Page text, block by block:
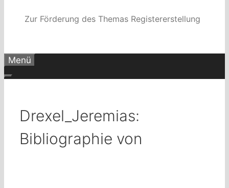
Zur Förderung des Themas Registererstellung
Menü
Drexel_Jeremias:
Bibliographie von